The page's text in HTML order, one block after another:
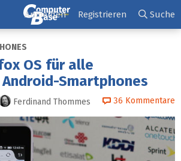
Anmelden Registrieren Suche
OS für alle
Smartphones
Ferdinand Thommes 36 Kommentare